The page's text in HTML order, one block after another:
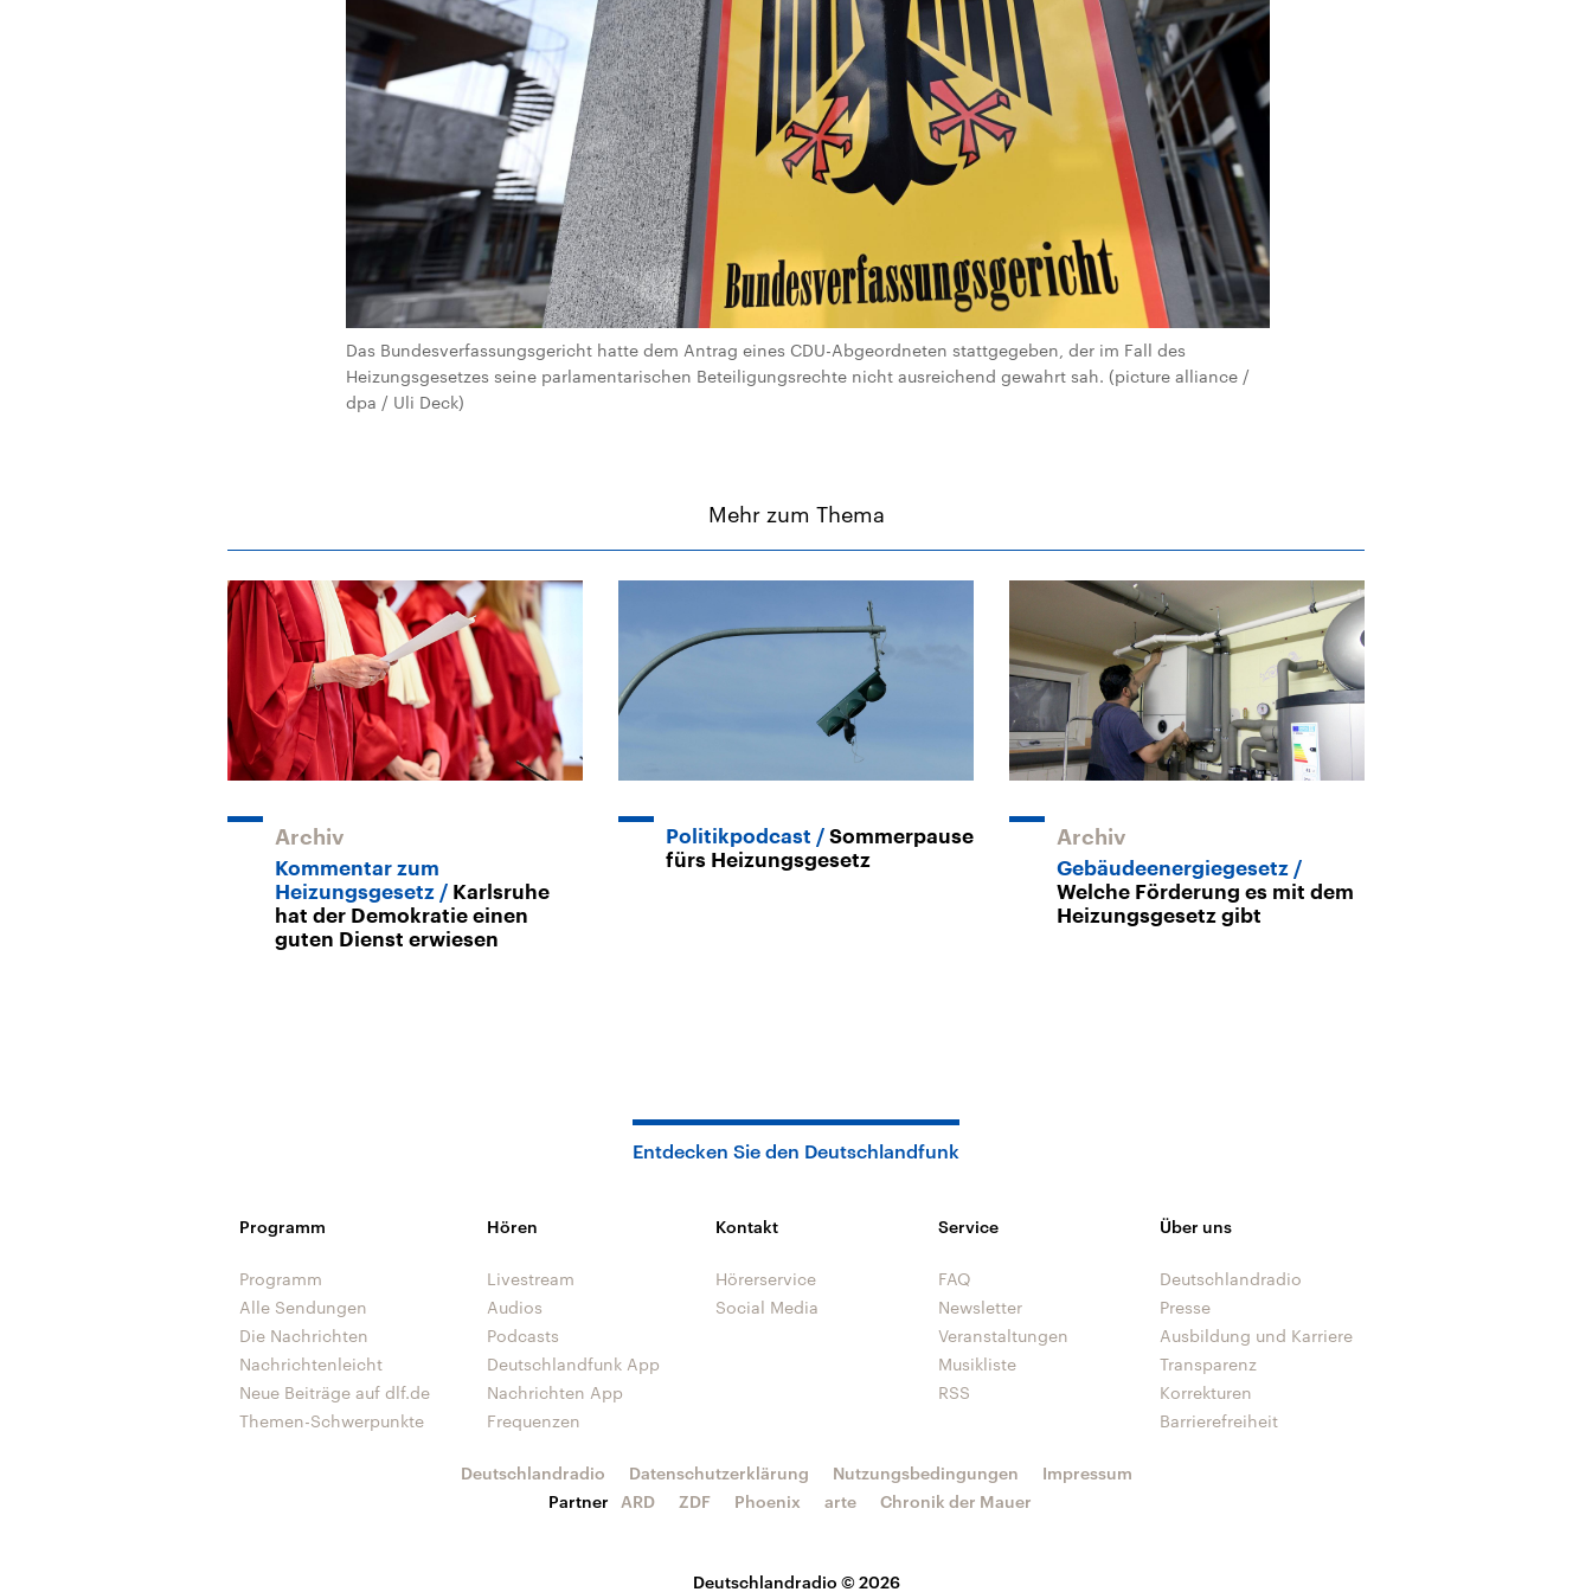
Das Bundesverfassungsgericht hatte dem Antrag eines CDU-Abgeordneten stattgegeben, der im Fall des
Heizungsgesetzes seine parlamentarischen Beteiligungsrechte nicht ausreichend gewahrt sah. (picture alliance /
dpa / Uli Deck)
Mehr zum Thema
Archiv
Kommentar zum
Heizungsgesetz
Karlsruhe
hat der Demokratie einen
guten Dienst erwiesen
Politikpodcast
Sommerpause
fürs Heizungsgesetz
Archiv
Gebäudeenergiegesetz
Welche Förderung es mit dem
Heizungsgesetz gibt
Entdecken Sie den Deutschlandfunk
Programm
Programm
Alle Sendungen
Die Nachrichten
Nachrichtenleicht
Neue Beiträge auf dlf.de
Themen-Schwerpunkte
Hören
Livestream
Audios
Podcasts
Deutschlandfunk App
Nachrichten App
Frequenzen
Kontakt
Hörerservice
Social Media
Service
FAQ
Newsletter
Veranstaltungen
Musikliste
RSS
Über uns
Deutschlandradio
Presse
Ausbildung und Karriere
Transparenz
Korrekturen
Barrierefreiheit
Deutschlandradio © 2026
Deutschlandradio Datenschutzerklärung Nutzungsbedingungen
Impressum
Partner
ARD ZDF Phoenix arte Chronik der Mauer